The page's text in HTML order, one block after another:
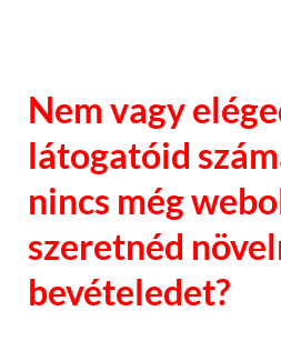
Nem vagy
látogatóid
nincs még
szeretnéd
bevételedet?